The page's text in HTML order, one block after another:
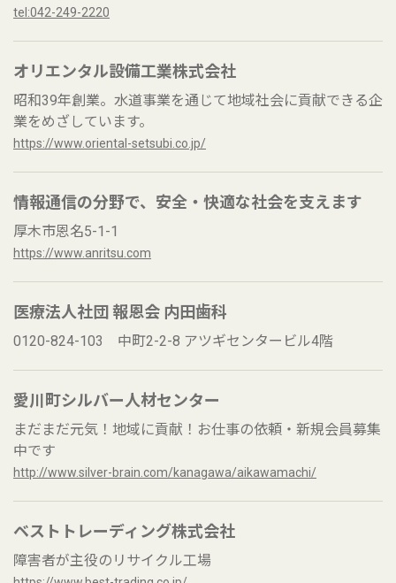
tel:042-249-2220
オリエンタル設備工業株式会社
昭和39年創業。水道事業を通じて地域社会に貢献できる企
業をめざしています。
https://www.oriental-setsubi.co.jp/
情報通信の分野で、安全・快適な社会を支えます
厚木市恩名5-1-1
https://www.anritsu.com
医療法人社団 報恩会 内田歯科
0120-824-103 中町2-2-8 アツギセンタービル4階
愛川町シルバー人材センター
まだまだ元気！地域に貢献！お仕事の依頼・新規会員募集
中です
http://www.silver-brain.com/kanagawa/aikawamachi/
ベストトレーディング株式会社
障害者が主役のリサイクル工場